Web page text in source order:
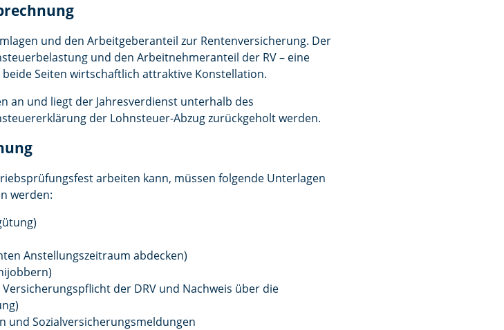
und den Arbeitgeberanteil zur Rentenversicherung. Der
und den Arbeitnehmeranteil der RV – eine
Seiten wirtschaftlich attraktive Konstellation.
an und liegt der Jahresverdienst unterhalb des
der Lohnsteuer-Abzug zurückgeholt werden.
arbeiten kann, müssen folgende Unterlagen
werden:
Anstellungszeitraum abdecken)
der DRV und Nachweis über die
und Sozialversicherungsmeldungen